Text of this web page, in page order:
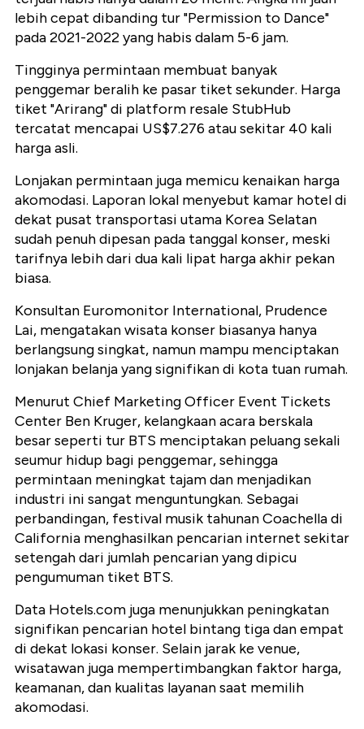
lebih cepat dibanding tur "Permission to Dance"
pada 2021-2022 yang habis dalam 5-6 jam.
Tingginya permintaan membuat banyak
penggemar beralih ke pasar tiket sekunder. Harga
tiket "Arirang" di platform resale StubHub
tercatat mencapai US$7.276 atau sekitar 40 kali
harga asli.
Lonjakan permintaan juga memicu kenaikan harga
akomodasi. Laporan lokal menyebut kamar hotel di
dekat pusat transportasi utama Korea Selatan
sudah penuh dipesan pada tanggal konser, meski
tarifnya lebih dari dua kali lipat harga akhir pekan
biasa.
Konsultan Euromonitor International, Prudence
Lai, mengatakan wisata konser biasanya hanya
berlangsung singkat, namun mampu menciptakan
lonjakan belanja yang signifikan di kota tuan rumah.
Menurut Chief Marketing Officer Event Tickets
Center Ben Kruger, kelangkaan acara berskala
besar seperti tur BTS menciptakan peluang sekali
seumur hidup bagi penggemar, sehingga
permintaan meningkat tajam dan menjadikan
industri ini sangat menguntungkan. Sebagai
perbandingan, festival musik tahunan Coachella di
California menghasilkan pencarian internet sekitar
setengah dari jumlah pencarian yang dipicu
pengumuman tiket BTS.
Data Hotels.com juga menunjukkan peningkatan
signifikan pencarian hotel bintang tiga dan empat
di dekat lokasi konser. Selain jarak ke venue,
wisatawan juga mempertimbangkan faktor harga,
keamanan, dan kualitas layanan saat memilih
akomodasi.